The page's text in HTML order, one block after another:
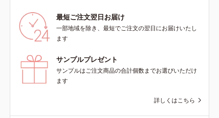
最短ご注文翌日お届け
一部地域を除き、最短でご注文の翌日にお届けいたし
ます
サンプルプレゼント
サンプルはご注文商品の合計個数までお選びいただけ
ます
詳しくはこちら